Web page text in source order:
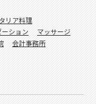
リア料理
ーション
マッサージ
会計事務所